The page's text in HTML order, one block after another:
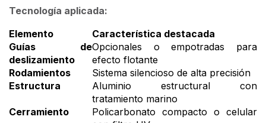
Tecnología aplicada:
Elemento
Característica destacada
Guías de
deslizamiento
Opcionales o empotradas para
efecto flotante
Rodamientos
Sistema silencioso de alta precisión
Estructura
Aluminio estructural con
tratamiento marino
Cerramiento
Policarbonato compacto o celular